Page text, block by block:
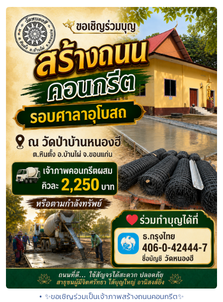
• ✨ขอเชิญร่วมเป็นเจ้าภาพสร้างถนนคอนกรีต✨